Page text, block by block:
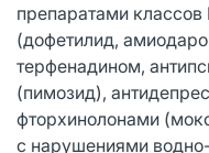
препаратами
(дофетилид,
терфенадином,
(пимозид),
фторхинолонами
с нарушениями